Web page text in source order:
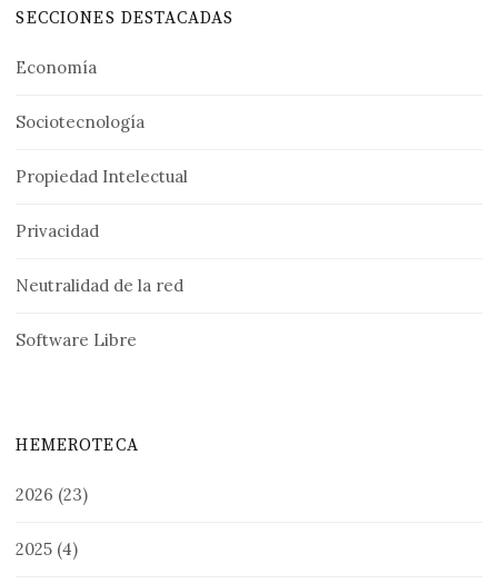
SECCIONES DESTACADAS
Economía
Sociotecnología
Propiedad Intelectual
Privacidad
Neutralidad de la red
Software Libre
HEMEROTECA
2026 (23)
2025 (4)